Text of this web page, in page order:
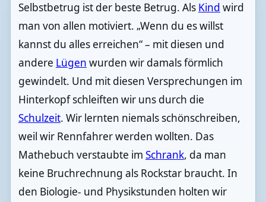
Selbstbetrug ist der beste Betrug. Als Kind wird
man von allen motiviert. „Wenn du es willst
kannst du alles erreichen“ – mit diesen und
andere Lügen wurden wir damals förmlich
gewindelt. Und mit diesen Versprechungen im
Hinterkopf schleiften wir uns durch die
Schulzeit. Wir lernten niemals schönschreiben,
weil wir Rennfahrer werden wollten. Das
Mathebuch verstaubte im Schrank, da man
keine Bruchrechnung als Rockstar braucht. In
den Biologie- und Physikstunden holten wir